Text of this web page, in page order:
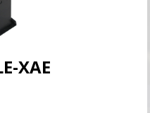
XAE